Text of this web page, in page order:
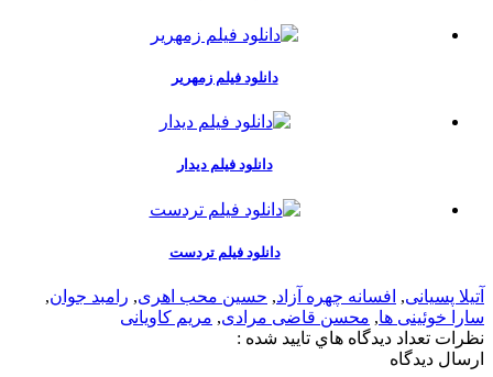
دانلود فیلم زمهریر
دانلود فیلم دیدار
دانلود فیلم تردست
آتیلا پسیانی, افسانه چهره آزاد, حسین محب اهری, رامبد جوان,
سارا خوئینی ها, محسن قاضی مرادی, مریم کاویانی
نظرات تعداد ديدگاه هاي تاييد شده :
ارسال ديدگاه